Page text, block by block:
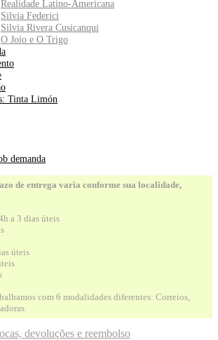
Realidade Latino-Americana
Silvia Federici
Silvia Rivera Cusicanqui
O Joio e O Trigo
Tinta Limón
demanda
de entrega varia conforme sua localidade,
a 3 dias úteis
úteis
com 6 modalidades diferentes: Correios,
devoluções e reembolso